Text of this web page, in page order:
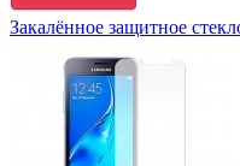
Закалённое защитное